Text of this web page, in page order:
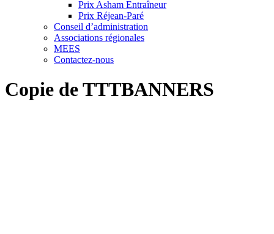
Prix Asham Entraîneur
Prix Réjean-Paré
Conseil d’administration
Associations régionales
MEES
Contactez-nous
Copie de TTTBANNERS